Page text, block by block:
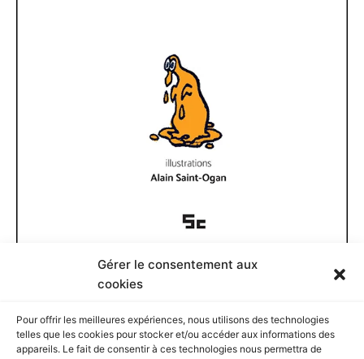
Gérer le consentement aux
cookies
Pour offrir les meilleures expériences, nous utilisons des technologies
telles que les cookies pour stocker et/ou accéder aux informations des
appareils. Le fait de consentir à ces technologies nous permettra de
Documents disponibles
D
o